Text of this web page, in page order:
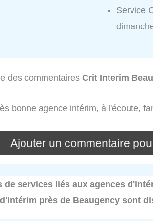
Service
des commentaires Crit Interim
bonne agence intérim, à l'écoute,
Ajouter un commentaire
de services liés aux agences
près de Beaugency sont